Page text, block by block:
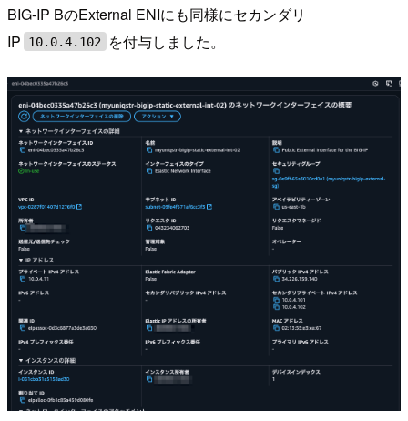
BIG-IP BのExternal ENIにも同様にセカンダリ
IP
10.0.4.102 を付与しました。